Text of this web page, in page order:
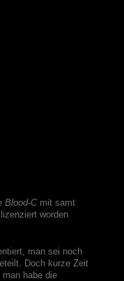
Blood-C mit samt
worden
man sei noch
Doch kurze Zeit
habe die